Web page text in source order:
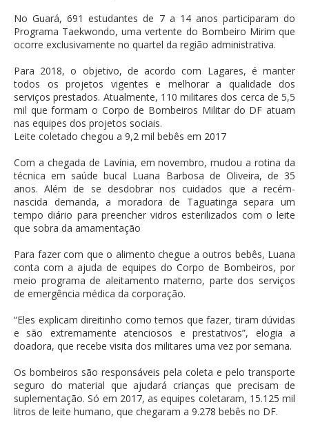
No Guará, 691 estudantes de 7 a 14 anos participaram do
Programa Taekwondo, uma vertente do Bombeiro Mirim que
ocorre exclusivamente no quartel da região administrativa.
Para 2018, o objetivo, de acordo com Lagares, é manter
todos os projetos vigentes e melhorar a qualidade dos
serviços prestados. Atualmente, 110 militares dos cerca de 5,5
mil que formam o Corpo de Bombeiros Militar do DF atuam
nas equipes dos projetos sociais.
Leite coletado chegou a 9,2 mil bebês em 2017
Com a chegada de Lavínia, em novembro, mudou a rotina da
técnica em saúde bucal Luana Barbosa de Oliveira, de 35
anos. Além de se desdobrar nos cuidados que a recém-
nascida demanda, a moradora de Taguatinga separa um
tempo diário para preencher vidros esterilizados com o leite
que sobra da amamentação
Para fazer com que o alimento chegue a outros bebês, Luana
conta com a ajuda de equipes do Corpo de Bombeiros, por
meio programa de aleitamento materno, parte dos serviços
de emergência médica da corporação.
“Eles explicam direitinho como temos que fazer, tiram dúvidas
e são extremamente atenciosos e prestativos”, elogia a
doadora, que recebe visita dos militares uma vez por semana.
Os bombeiros são responsáveis pela coleta e pelo transporte
seguro do material que ajudará crianças que precisam de
suplementação. Só em 2017, as equipes coletaram, 15.125 mil
litros de leite humano, que chegaram a 9.278 bebês no DF.